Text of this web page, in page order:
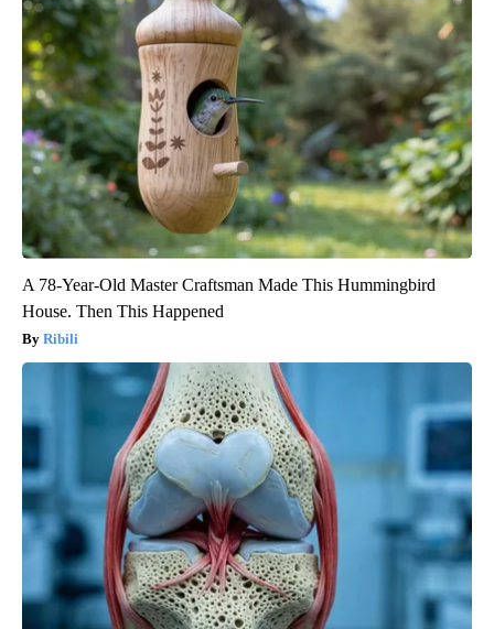
A 78-Year-Old Master Craftsman Made This Hummingbird
House. Then This Happened
Ribili